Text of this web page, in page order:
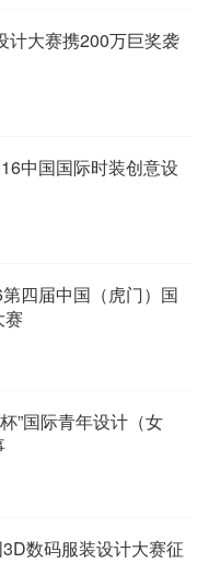
计大赛携200万巨奖袭
中国国际时装创意设
四届中国（虎门）国
赛
”国际青年设计（女
3D数码服装设计大赛征